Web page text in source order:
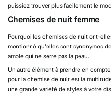
puissiez trouver plus facilement le
Chemises de nuit femme
Pourquoi les chemises de nuit ont-
mentionné qu'elles sont synonymes
ample qui ne serre pas la peau.
Un autre élément à prendre en
pour la chemise de nuit est la
une grande variété de styles à votre